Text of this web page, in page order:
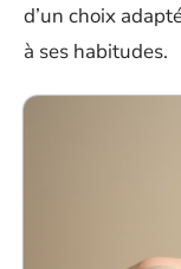
d’un choix
à ses habitudes.